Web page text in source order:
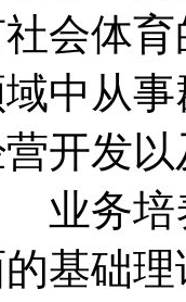
会体
中从
开发
务培
基础